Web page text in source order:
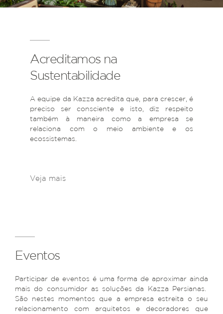
Acreditamos na
Sustentabilidade
A equipe da Kazza acredita que, para crescer, é
preciso ser consciente e isto, diz respeito
também à maneira como a empresa se
relaciona com o meio ambiente e os
ecossistemas.
Veja mais
Eventos
Participar de eventos é uma forma de aproximar ainda
mais do consumidor as soluções da Kazza Persianas.
São nestes momentos que a empresa estreita o seu
relacionamento com arquitetos e decoradores que